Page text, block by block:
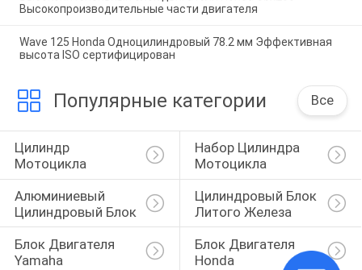
Высокопроизводительные части двигателя
Wave 125 Honda Одноцилиндровый 78.2 мм Эффективная
высота ISO сертифицирован
Популярные категории Все
Цилиндр
Мотоцикла
Набор Цилиндра
Мотоцикла
Алюминиевый
Цилиндровый Блок
Цилиндровый Блок
Литого Железа
Блок Двигателя
Yamaha
Блок Двигателя
Honda